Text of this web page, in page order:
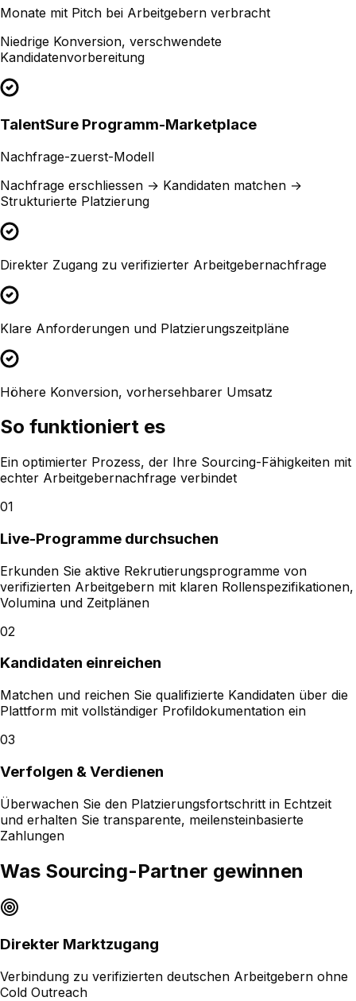
Monate mit Pitch bei Arbeitgebern verbracht
Niedrige Konversion, verschwendete
Kandidatenvorbereitung
TalentSure Programm-Marketplace
Nachfrage-zuerst-Modell
Nachfrage erschliessen → Kandidaten matchen →
Strukturierte Platzierung
Direkter Zugang zu verifizierter Arbeitgebernachfrage
Klare Anforderungen und Platzierungszeitpläne
Höhere Konversion, vorhersehbarer Umsatz
So funktioniert es
Ein optimierter Prozess, der Ihre Sourcing-Fähigkeiten mit
echter Arbeitgebernachfrage verbindet
01
Live-Programme durchsuchen
Erkunden Sie aktive Rekrutierungsprogramme von
verifizierten Arbeitgebern mit klaren Rollenspezifikationen,
Volumina und Zeitplänen
02
Kandidaten einreichen
Matchen und reichen Sie qualifizierte Kandidaten über die
Plattform mit vollständiger Profildokumentation ein
03
Verfolgen & Verdienen
Überwachen Sie den Platzierungsfortschritt in Echtzeit
und erhalten Sie transparente, meilensteinbasierte
Zahlungen
Was Sourcing-Partner gewinnen
Direkter Marktzugang
Verbindung zu verifizierten deutschen Arbeitgebern ohne
Cold Outreach